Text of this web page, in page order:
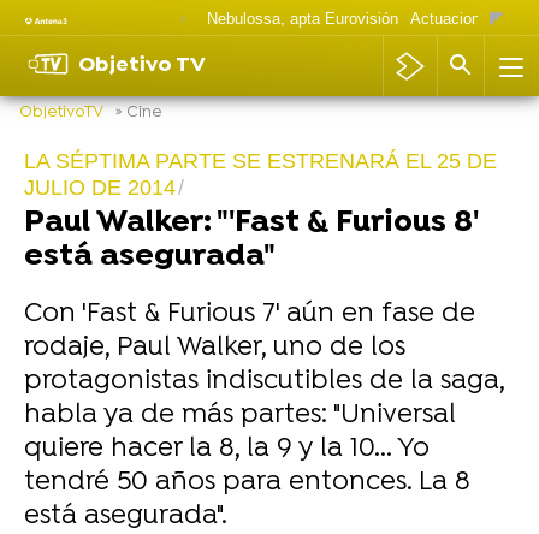
Nebulossa, apta Eurovisión Actuaciones
Objetivo TV
ObjetivoTV » Cine
LA SÉPTIMA PARTE SE ESTRENARÁ EL 25 DE
JULIO DE 2014
Paul Walker: "'Fast & Furious 8'
está asegurada"
Con 'Fast & Furious 7' aún en fase de
rodaje, Paul Walker, uno de los
protagonistas indiscutibles de la saga,
habla ya de más partes: "Universal
quiere hacer la 8, la 9 y la 10... Yo
tendré 50 años para entonces. La 8
está asegurada".